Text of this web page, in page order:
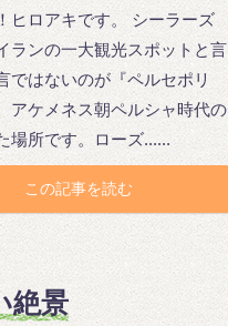
ヒロアキです。 シーラーズ
ランの一大観光スポットと言
ではないのが『ペルセポリ
アケメネス朝ペルシャ時代の
場所です。ローズ......
この記事を読む
絶景